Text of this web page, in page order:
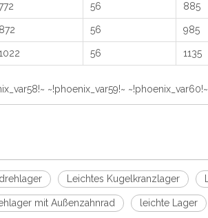
56 885
872 56 985
56 1135
~!phoenix_var59!~ ~!phoenix_var60!~
Leichtes Kugelkranzlager
mit Außenzahnrad leichte Lager